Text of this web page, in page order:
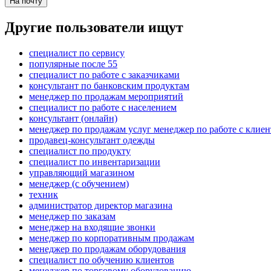
Другие пользователи ищут
специалист по сервису
популярные после 55
специалист по работе с заказчиками
консультант по банковским продуктам
менеджер по продажам мероприятий
специалист по работе с населением
консультант (онлайн)
менеджер по продажам услуг менеджер по работе с
продавец-консультант одежды
специалист по продукту
специалист по инвентаризации
управляющий магазином
менеджер (с обучением)
техник
администратор директор магазина
менеджер по заказам
менеджер на входящие звонки
менеджер по корпоративным продажам
менеджер по продажам оборудования
специалист по обучению клиентов